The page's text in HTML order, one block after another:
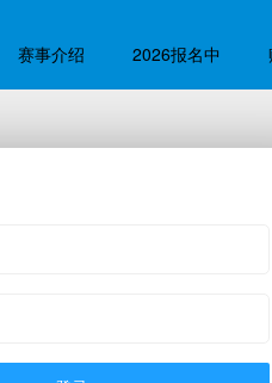
赛事介绍 2026报名中